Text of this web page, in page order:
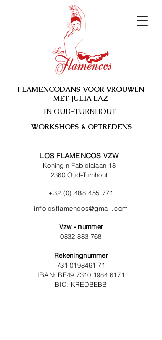
FLAMENCODANS VOOR VROUWEN
MET JULIA LAZ
WORKSHOPS & OPTREDENS
IN OUD-TURNHOUT
LOS FLAMENCOS VZW
Koningin Fabiolalaan 18
2360 Oud-Turnhout
+32 (0) 488 455 771
infolosflamencos@gmail.com
Vzw - nummer
0832 883 768
Rekeningnummer
731-0198461-71
IBAN: BE49 7310 1984 6171
BIC: KREDBEBB